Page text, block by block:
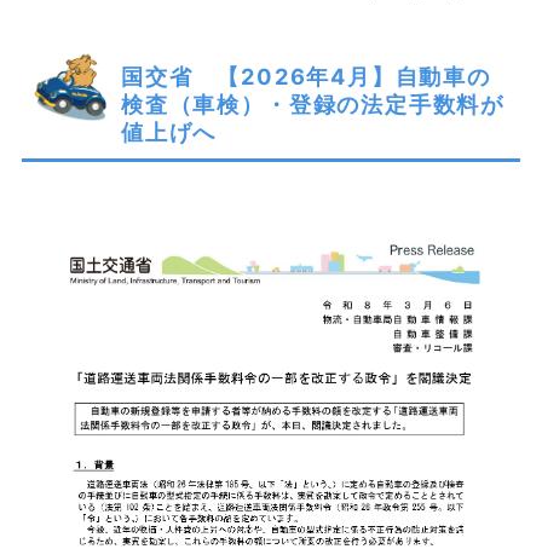
国交省 【2026年4月】自動車の
検査（車検）・登録の法定手数料が
値上げへ